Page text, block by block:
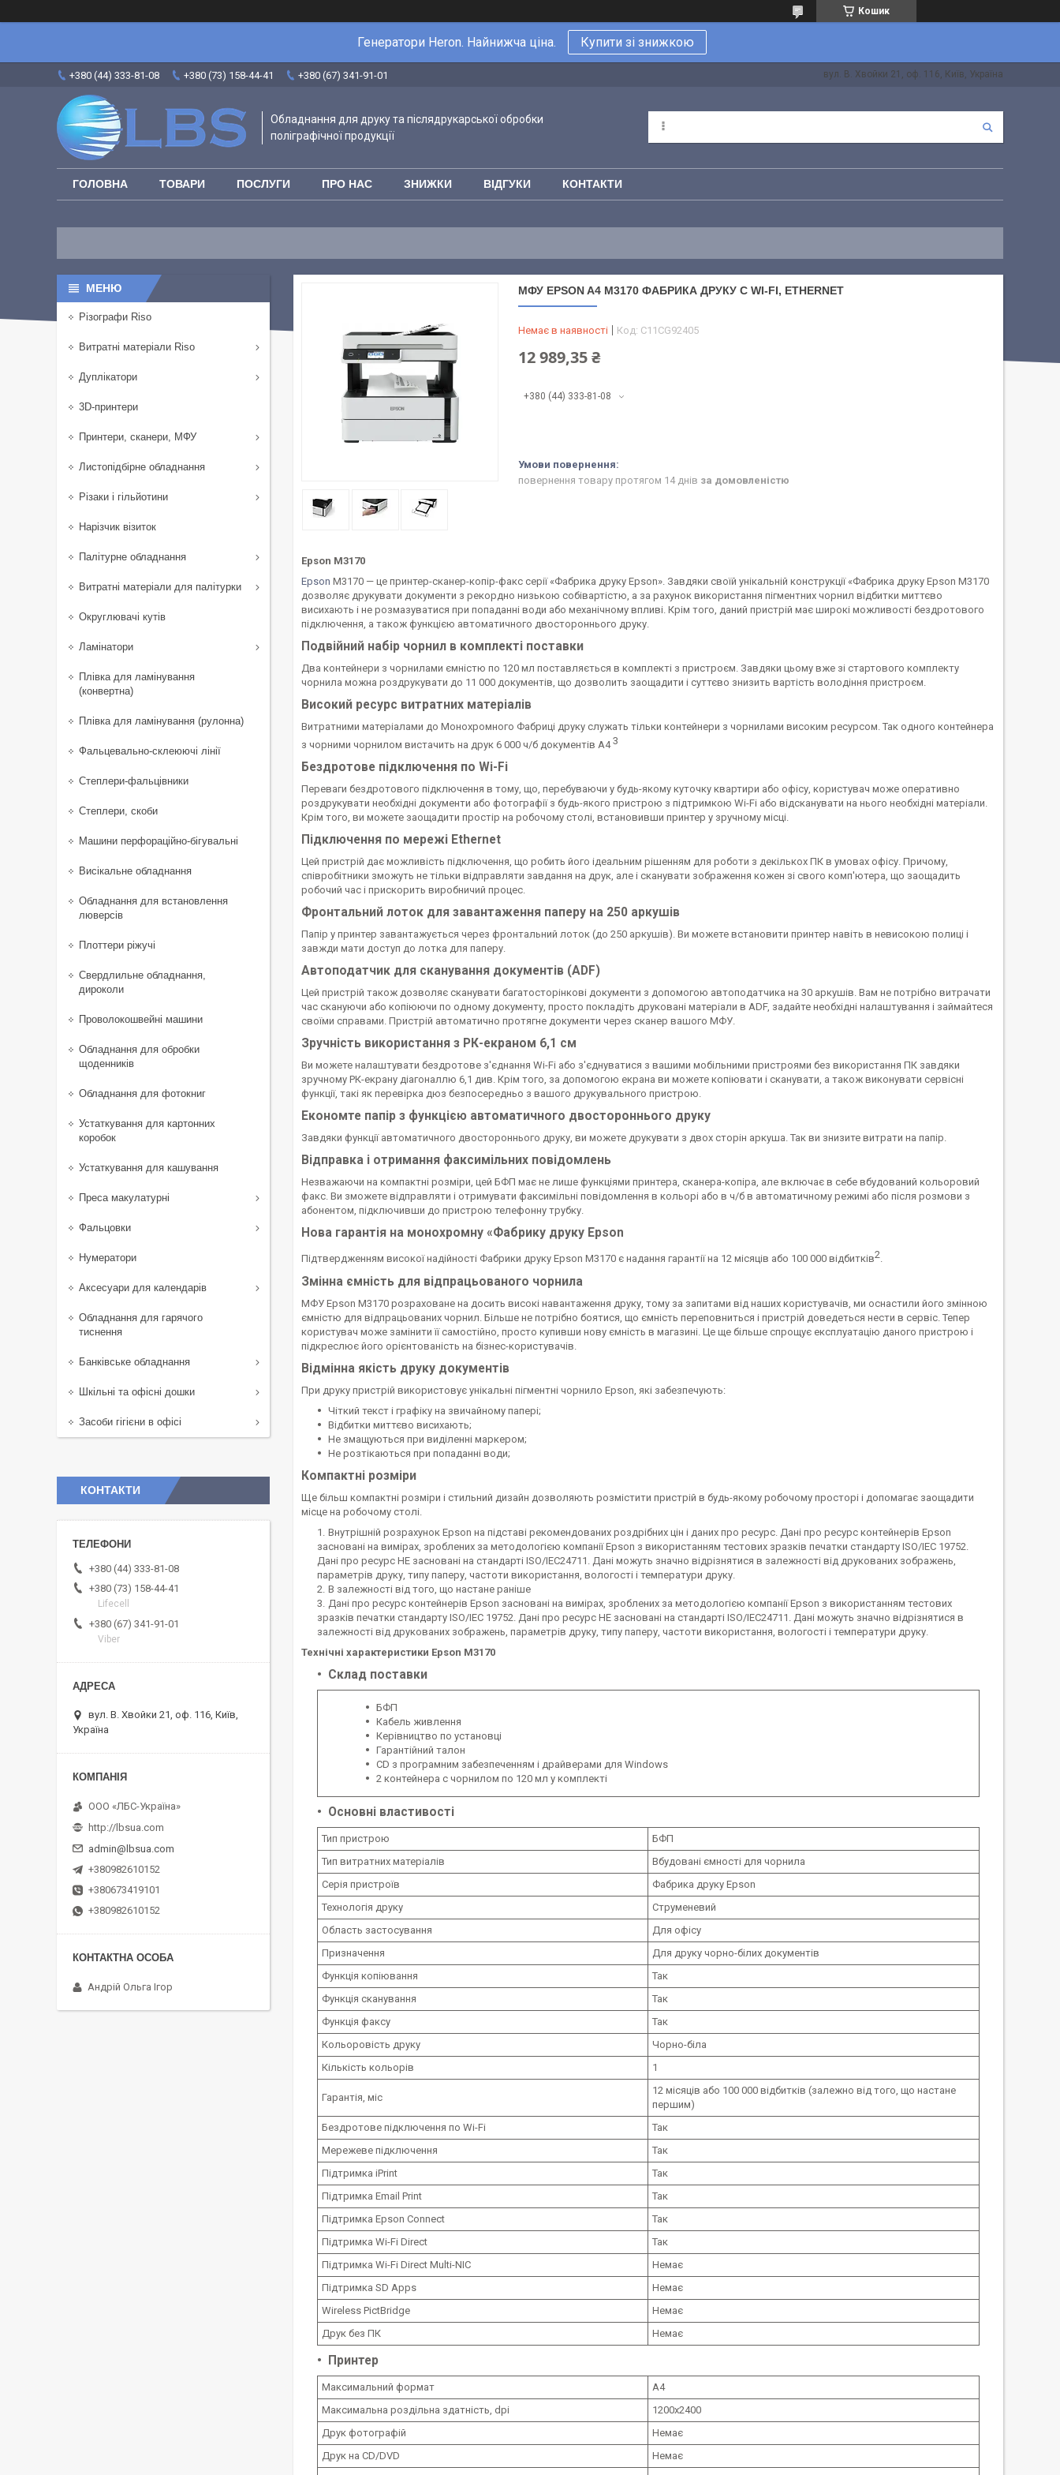
Кошик
Генератори Heron. Найнижча ціна. Купити зі знижкою
+380 (44) 333-81-08 +380 (73) 158-44-41 +380 (67) 341-91-01 вул. В. Хвойки 21, оф. 116, Київ, Україна
Обладнання для друку та післядрукарської обробки
поліграфічної продукції
ГОЛОВНА ТОВАРИ ПОСЛУГИ ПРО НАС ЗНИЖКИ ВІДГУКИ КОНТАКТИ
МФУ EPSON A4 M3170 ФАБРИКА ДРУКУ C WI-FI, ETHERNET
Немає в наявності Код: C11CG92405
12 989,35 ₴
+380 (44) 333-81-08
повернення товару протягом 14 днів за домовленістю
Epson M3170
Epson М3170 — це принтер-сканер-копір-факс серії «Фабрика друку Epson». Завдяки своїй унікальній конструкції «Фабрика друку Epson M3170
дозволяє друкувати документи з рекордно низькою собівартістю, а за рахунок використання пігментних чорнил відбитки миттєво
висихають і не розмазуватися при попаданні води або механічному впливі. Крім того, даний пристрій має широкі можливості бездротового
підключення, а також функцією автоматичного двостороннього друку.
Подвійний набір чорнил в комплекті поставки
Два контейнери з чорнилами ємністю по 120 мл поставляється в комплекті з пристроєм. Завдяки цьому вже зі стартового комплекту
чорнила можна роздрукувати до 11 000 документів, що дозволить заощадити і суттєво знизить вартість володіння пристроєм.
Високий ресурс витратних матеріалів
Витратними матеріалами до Монохромного Фабриці друку служать тільки контейнери з чорнилами високим ресурсом. Так одного контейнера
з чорними чорнилом вистачить на друк 6 000 ч/б документів А43
Бездротове підключення по Wi-Fi
Переваги бездротового підключення в тому, що, перебуваючи у будь-якому куточку квартири або офісу, користувач може оперативно
роздрукувати необхідні документи або фотографії з будь-якого пристрою з підтримкою Wi-Fi або відсканувати на нього необхідні матеріали.
Крім того, ви можете заощадити простір на робочому столі, встановивши принтер у зручному місці.
Підключення по мережі Ethernet
Цей пристрій дає можливість підключення, що робить його ідеальним рішенням для роботи з декількох ПК в умовах офісу. Причому,
співробітники зможуть не тільки відправляти завдання на друк, але і сканувати зображення кожен зі свого комп'ютера, що заощадить
робочий час і прискорить виробничий процес.
Фронтальний лоток для завантаження паперу на 250 аркушів
Папір у принтер завантажується через фронтальний лоток (до 250 аркушів). Ви можете встановити принтер навіть в невисокою полиці і
завжди мати доступ до лотка для паперу.
Автоподатчик для сканування документів (ADF)
Цей пристрій також дозволяє сканувати багатосторінкові документи з допомогою автоподатчика на 30 аркушів. Вам не потрібно витрачати
час скануючи або копіюючи по одному документу, просто покладіть друковані матеріали в ADF, задайте необхідні налаштування і займайтеся
своїми справами. Пристрій автоматично протягне документи через сканер вашого МФУ.
Зручність використання з РК-екраном 6,1 см
Ви можете налаштувати бездротове з'єднання Wi-Fi або з'єднуватися з вашими мобільними пристроями без використання ПК завдяки
зручному РК-екрану діагоналлю 6,1 див. Крім того, за допомогою екрана ви можете копіювати і сканувати, а також виконувати сервісні
функції, такі як перевірка дюз безпосередньо з вашого друкувального пристрою.
Економте папір з функцією автоматичного двостороннього друку
Завдяки функції автоматичного двостороннього друку, ви можете друкувати з двох сторін аркуша. Так ви знизите витрати на папір.
Відправка і отримання факсимільних повідомлень
Незважаючи на компактні розміри, цей БФП має не лише функціями принтера, сканера-копіра, але включає в себе вбудований кольоровий
факс. Ви зможете відправляти і отримувати факсимільні повідомлення в кольорі або в ч/б в автоматичному режимі або після розмови з
абонентом, підключивши до пристрою телефонну трубку.
Нова гарантія на монохромну «Фабрику друку Epson
Підтвердженням високої надійності Фабрики друку Epson M3170 є надання гарантії на 12 місяців або 100 000 відбитків2.
Змінна ємність для відпрацьованого чорнила
МФУ Epson M3170 розраховане на досить високі навантаження друку, тому за запитами від наших користувачів, ми оснастили його змінною
ємністю для відпрацьованих чорнил. Більше не потрібно боятися, що ємність переповниться і пристрій доведеться нести в сервіс. Тепер
користувач може замінити її самостійно, просто купивши нову ємність в магазині. Це ще більше спрощує експлуатацію даного пристрою і
підкреслює його орієнтованість на бізнес-користувачів.
Відмінна якість друку документів
При друку пристрій використовує унікальні пігментні чорнило Epson, які забезпечують:
Чіткий текст і графіку на звичайному папері;
Відбитки миттєво висихають;
Не змащуються при виділенні маркером;
Не розтікаються при попаданні води;
Компактні розміри
Ще більш компактні розміри і стильний дизайн дозволяють розмістити пристрій в будь-якому робочому просторі і допомагає заощадити
місце на робочому столі.
Внутрішній розрахунок Epson на підставі рекомендованих роздрібних цін і даних про ресурс. Дані про ресурс контейнерів Epson
засновані на вимірах, зроблених за методологією компанії Epson з використанням тестових зразків печатки стандарту ISO/IEC 19752.
Дані про ресурс НЕ засновані на стандарті ISO/IEC24711. Дані можуть значно відрізнятися в залежності від друкованих зображень,
параметрів друку, типу паперу, частоти використання, вологості і температури друку.
В залежності від того, що настане раніше
Дані про ресурс контейнерів Epson засновані на вимірах, зроблених за методологією компанії Epson з використанням тестових
зразків печатки стандарту ISO/IEC 19752. Дані про ресурс НЕ засновані на стандарті ISO/IEC24711. Дані можуть значно відрізнятися в
залежності від друкованих зображень, параметрів друку, типу паперу, частоти використання, вологості і температури друку.
Технічні характеристики Epson M3170
Склад поставки
БФП
Кабель живлення
Керівництво по установці
Гарантійний талон
CD з програмним забезпеченням і драйверами для Windows
2 контейнера c чорнилом по 120 мл у комплекті
Основні властивості
Тип пристрою
БФП
Тип витратних матеріалів
Вбудовані ємності для чорнила
Серія пристроїв
Фабрика друку Epson
Технологія друку
Струменевий
Область застосування
Для офісу
Призначення
Для друку чорно-білих документів
Функція копіювання
Так
Функція сканування
Так
Функція факсу
Так
Кольоровість друку
Чорно-біла
Кількість кольорів
1
Гарантія, міс
12 місяців або 100 000 відбитків (залежно від того, що настане
першим)
Бездротове підключення по Wi-Fi
Так
Мережеве підключення
Так
Підтримка iPrint
Так
Підтримка Email Print
Так
Підтримка Epson Connect
Так
Підтримка Wi-Fi Direct
Так
Підтримка Wi-Fi Direct Multi-NIC
Немає
Підтримка SD Apps
Немає
Wireless PictBridge
Немає
Друк без ПК
Немає
Принтер
Максимальний формат
A4
Максимальна роздільна здатність, dpi
1200х2400
Друк фотографій
Немає
Друк на CD/DVD
Немає
Різографи Riso
Витратні матеріали Riso
Дуплікатори
3D-принтери
Принтери, сканери, МФУ
Листопідбірне обладнання
Різаки і гільйотини
Нарізчик візиток
Палітурне обладнання
Витратні матеріали для палітурки
Округлювачі кутів
Ламінатори
Плівка для ламінування
(конвертна)
Плівка для ламінування (рулонна)
Фальцевально-склеюючі лінії
Степлери-фальцівники
Степлери, скоби
Машини перфораційно-бігувальні
Висікальне обладнання
Обладнання для встановлення
люверсів
Плоттери ріжучі
Свердлильне обладнання,
дироколи
Проволокошвейні машини
Обладнання для обробки
щоденників
Обладнання для фотокниг
Устаткування для картонних
коробок
Устаткування для кашування
Преса макулатурні
Фальцовки
Нумератори
Аксесуари для календарів
Обладнання для гарячого
тиснення
Банківське обладнання
Шкільні та офісні дошки
Засоби гігієни в офісі
КОНТАКТИ
+380 (44) 333-81-08
+380 (73) 158-44-41
Lifecell
+380 (67) 341-91-01
Viber
вул. В. Хвойки 21, оф. 116, Київ,
Україна
ООО «ЛБС-Україна»
http://lbsua.com
admin@lbsua.com
+380982610152
+380673419101
+380982610152
Андрій Ольга Ігор